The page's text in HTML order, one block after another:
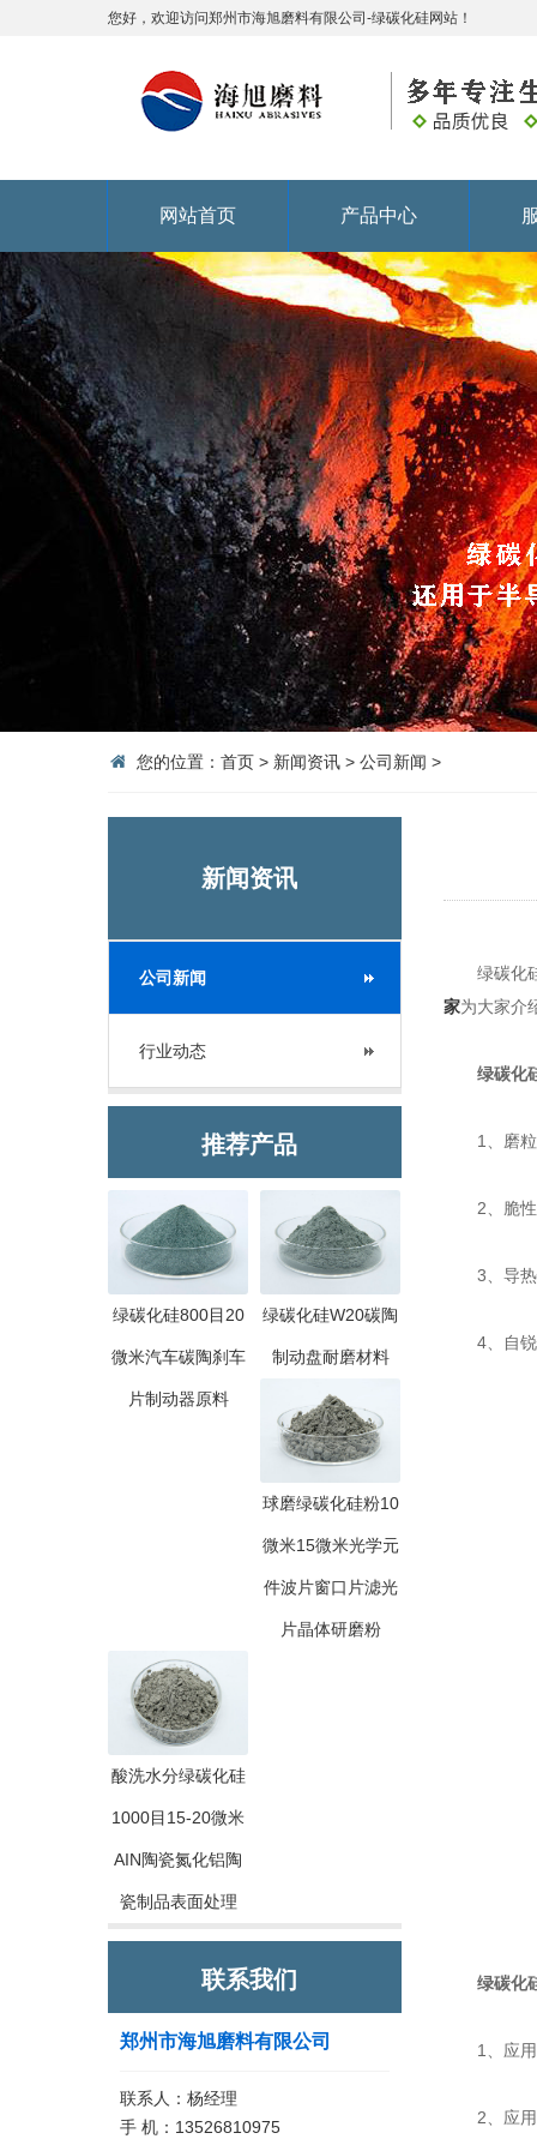
您好，欢迎访问郑州市海旭磨料有限公司-绿碳化硅网站！
网站首页 产品中心
您的位置： 首页 > 新闻资讯 > 公司新闻 >
新闻资讯
公司新闻
行业动态
推荐产品
绿碳化硅800目20
微米汽车碳陶刹车
片制动器原料
绿碳化硅W20碳陶
制动盘耐磨材料
球磨绿碳化硅粉10
微米15微米光学元
件波片窗口片滤光
片晶体研磨粉
酸洗水分绿碳化硅
1000目15-20微米
AIN陶瓷氮化铝陶
瓷制品表面处理
联系我们
郑州市海旭磨料有限公司
联系人：杨经理
手 机：13526810975
绿碳化硅
家为大家介
绿碳化
1、磨粒
2、脆性
3、导热
4、自锐性
绿碳化
1、应用在
2、应用在